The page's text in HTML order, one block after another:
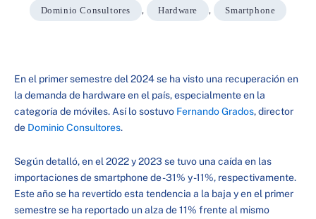
Dominio Consultores , Hardware , Smartphone
En el primer semestre del 2024 se ha visto una recuperación en
la demanda de hardware en el país, especialmente en la
categoría de móviles. Así lo sostuvo Fernando Grados, director
de Dominio Consultores.
Según detalló, en el 2022 y 2023 se tuvo una caída en las
importaciones de smartphone de -31% y -11%, respectivamente.
Este año se ha revertido esta tendencia a la baja y en el primer
semestre se ha reportado un alza de 11% frente al mismo